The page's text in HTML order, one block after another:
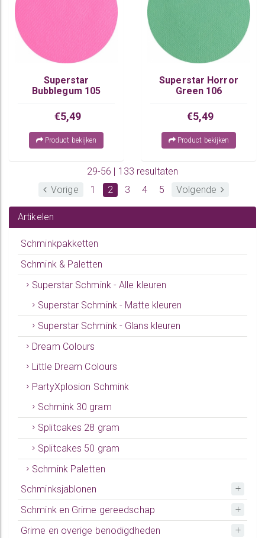
Superstar
Bubblegum 105
€5,49
Product bekijken
Superstar Horror
Green 106
€5,49
Product bekijken
29-56 | 133 resultaten
Vorige
1 2 3 4 5 Volgende
Artikelen
Schminkpakketten
Schmink & Paletten
Superstar Schmink - Alle kleuren
Superstar Schmink - Matte kleuren
Superstar Schmink - Glans kleuren
Dream Colours
Little Dream Colours
PartyXplosion Schmink
Schmink 30 gram
Splitcakes 28 gram
Splitcakes 50 gram
Schmink Paletten
Schminksjablonen
Schmink en Grime gereedschap
Grime en overige benodigdheden